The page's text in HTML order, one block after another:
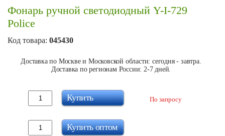
Фонарь ручной светодиодный Y-I-729
Police
Код товара: 045430
Доставка по Москве и Московской области: сегодня - завтра.
Доставка по регионам России: 2-7 дней.
По запросу
Купить
Купить оптом